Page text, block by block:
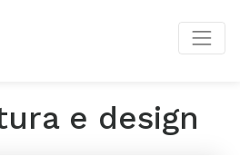
e design